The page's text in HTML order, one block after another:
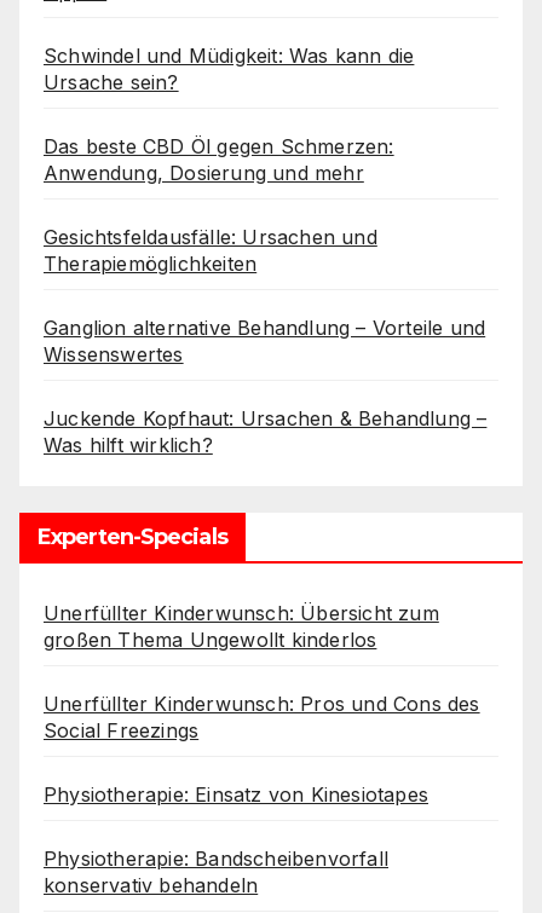
Schwindel und Müdigkeit: Was kann die
Ursache sein?
Das beste CBD Öl gegen Schmerzen:
Anwendung, Dosierung und mehr
Gesichtsfeldausfälle: Ursachen und
Therapiemöglichkeiten
Ganglion alternative Behandlung – Vorteile und
Wissenswertes
Juckende Kopfhaut: Ursachen & Behandlung –
Was hilft wirklich?
Experten-Specials
Unerfüllter Kinderwunsch: Übersicht zum
großen Thema Ungewollt kinderlos
Unerfüllter Kinderwunsch: Pros und Cons des
Social Freezings
Physiotherapie: Einsatz von Kinesiotapes
Physiotherapie: Bandscheibenvorfall
konservativ behandeln